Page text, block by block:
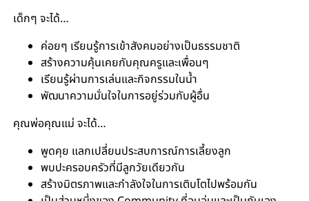
เด็กๆ จะได้…
ค่อยๆ เรียนรู้การเข้าสังคมอย่างเป็นธรรมชาติ
สร้างความคุ้นเคยกับคุณครูและเพื่อนๆ
เรียนรู้ผ่านการเล่นและกิจกรรมในน้ำ
พัฒนาความมั่นใจในการอยู่ร่วมกับผู้อื่น
คุณพ่อคุณแม่ จะได้…
พูดคุย แลกเปลี่ยนประสบการณ์การเลี้ยงลูก
พบปะครอบครัวที่มีลูกวัยเดียวกัน
สร้างมิตรภาพและกำลังใจในการเติบโตไปพร้อมกัน